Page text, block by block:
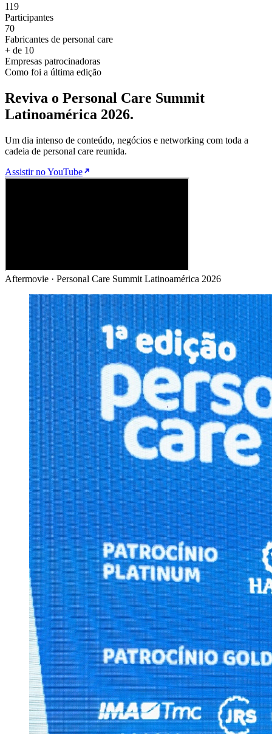
119
Participantes
70
Fabricantes de personal care
+ de 10
Empresas patrocinadoras
Como foi a última edição
Reviva o Personal Care Summit
Latinoamérica 2026.
Um dia intenso de conteúdo, negócios e networking com toda a
cadeia de personal care reunida.
Assistir no YouTube
Aftermovie · Personal Care Summit Latinoamérica 2026